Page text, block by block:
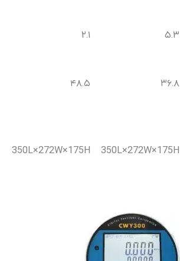
۵.۳ ۲.۱
۳۶.۸ ۴۸.۵
350L×272W×175H
350L×272W×175H